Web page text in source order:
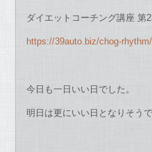
ダイエットコーチング講座 第
https://39auto.biz/chog-
今日も一日いい日でした。
明日は更にいい日となりそうで